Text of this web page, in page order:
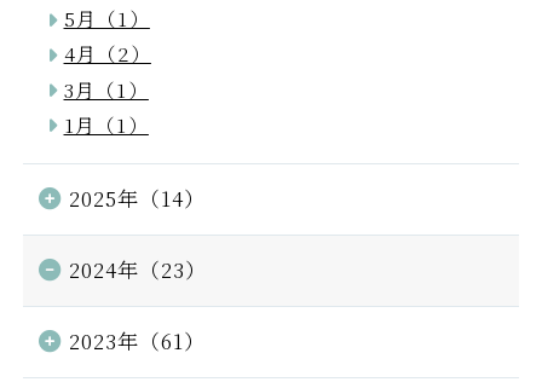
5月（1）
4月（2）
3月（1）
1月（1）
2025年（14）
2024年（23）
2023年（61）